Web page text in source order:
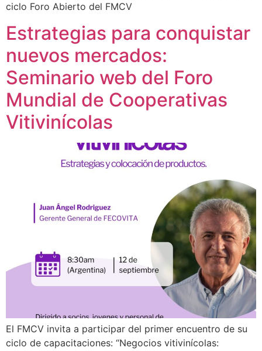
ciclo Foro Abierto del FMCV
Estrategias para conquistar
nuevos mercados:
Seminario web del Foro
Mundial de Cooperativas
Vitivinícolas
El FMCV invita a participar del primer encuentro de su
ciclo de capacitaciones: “Negocios vitivinícolas: